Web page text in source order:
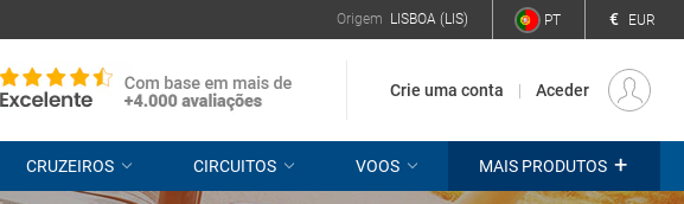
Origem LISBOA (LIS) PT € EUR
Crie uma conta Aceder
CRUZEIROS CIRCUITOS VOOS MAIS PRODUTOS +